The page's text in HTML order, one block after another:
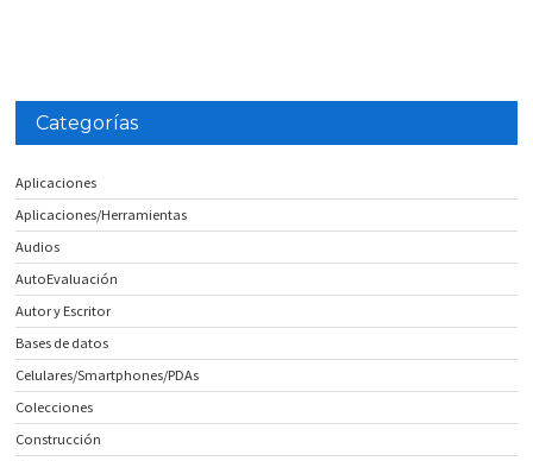
Categorías
Aplicaciones
Aplicaciones/Herramientas
Audios
AutoEvaluación
Autor y Escritor
Bases de datos
Celulares/Smartphones/PDAs
Colecciones
Construcción